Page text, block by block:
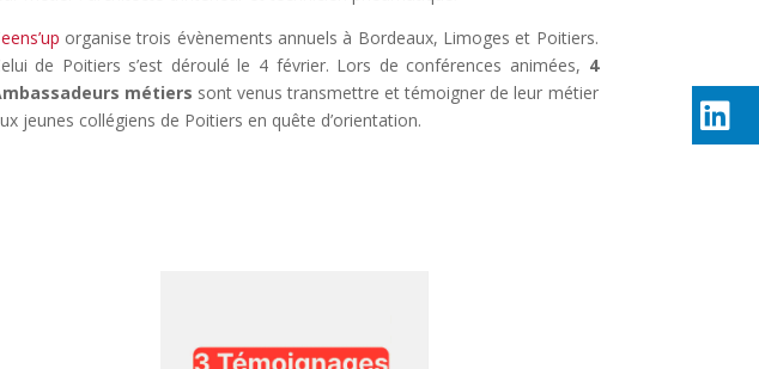
organise trois évènements annuels à Bordeaux, Limoges et Poitiers.
de Poitiers s’est déroulé le 4 février. Lors de conférences animées, 4
métiers sont venus transmettre et témoigner de leur métier
jeunes collégiens de Poitiers en quête d’orientation.